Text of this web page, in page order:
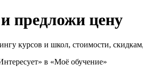
предложи цену
курсов и школ, стоимости,
в «Моё обучение»